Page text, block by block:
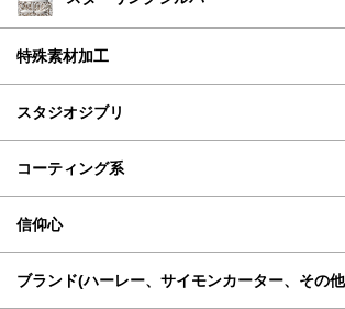
特殊素材加工
スタジオジブリ
コーティング系
信仰心
ブランド(ハーレー、サイモンカーター、その